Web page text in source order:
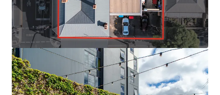
*Approx
JLL RLA 1842